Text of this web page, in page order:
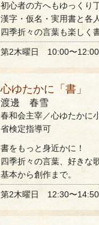
初心者の方へもゆっくり
漢字・仮名・実用書と各
四季折々の言葉も楽しく
第2木曜日 10:00〜12:00
心ゆたかに「書」
渡邊 春雪
春和会主宰／心ゆたかに
省検定指導可
書をもっと身近かに！
四季折々の言葉、好きな
基本から創作まで。
第2木曜日 12:30〜14:50